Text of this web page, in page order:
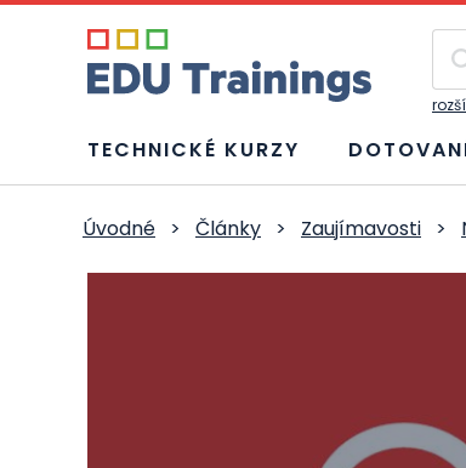
TECHNICKÉ KURZY
Úvodné > Články > Zaujímavosti >